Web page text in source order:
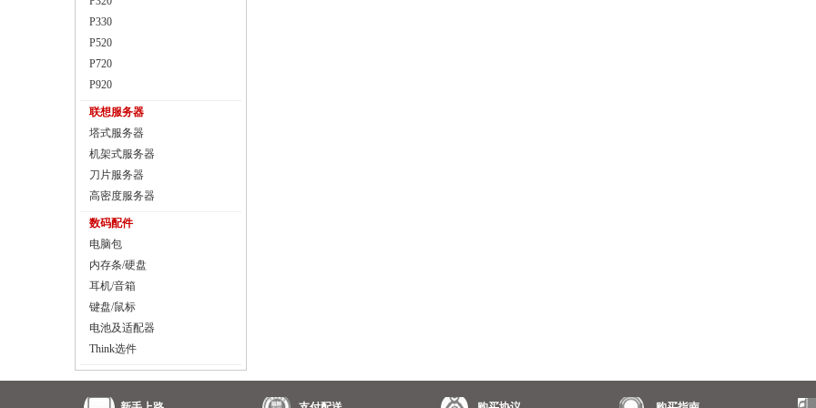
P330
P520
P720
P920
联想服务器
塔式服务器
机架式服务器
刀片服务器
高密度服务器
数码配件
电脑包
内存条/硬盘
耳机/音箱
键盘/鼠标
电池及适配器
Think选件